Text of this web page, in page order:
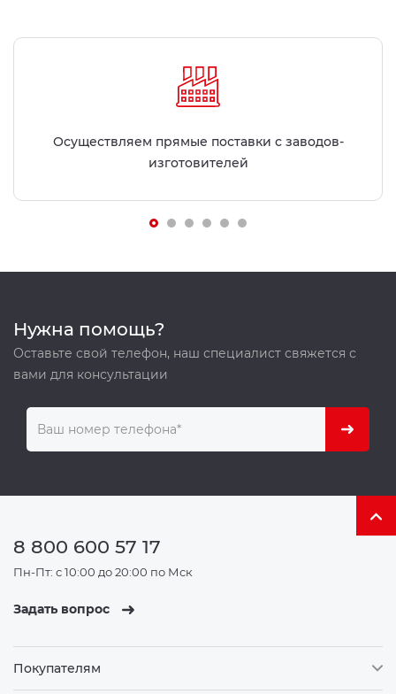
Осуществляем прямые поставки с заводов-
изготовителей
Нужна помощь?
Оставьте свой телефон, наш специалист свяжется с
вами для консультации
8 800 600 57 17
Пн-Пт: с 10:00 до 20:00 по Мск
Задать вопрос
Покупателям